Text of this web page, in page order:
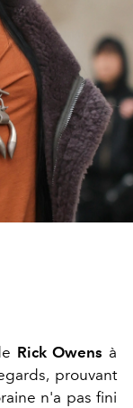
Rick Owens à
prouvant
n'a pas fini